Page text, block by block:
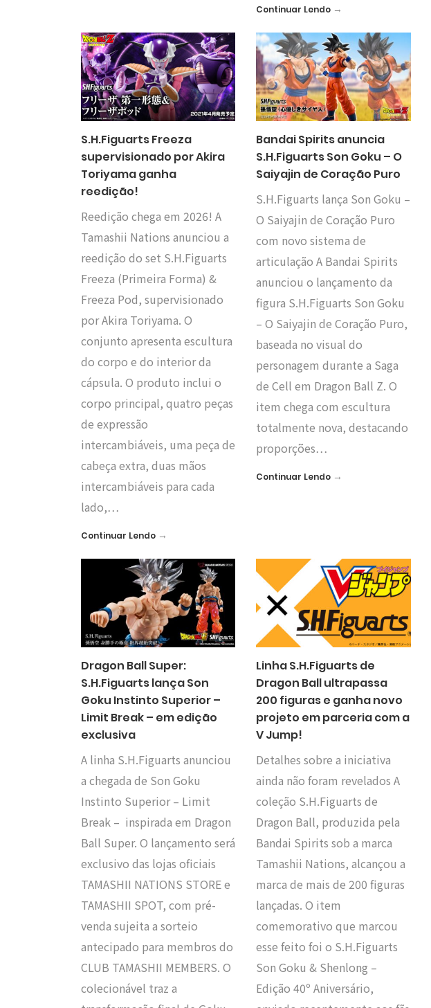
Continuar Lendo →
S.H.Figuarts Freeza
supervisionado por Akira
Toriyama ganha
reedição!
Reedição chega em 2026! A
Tamashii Nations anunciou a
reedição do set S.H.Figuarts
Freeza (Primeira Forma) &
Freeza Pod, supervisionado
por Akira Toriyama. O
conjunto apresenta escultura
do corpo e do interior da
cápsula. O produto inclui o
corpo principal, quatro peças
de expressão
intercambiáveis, uma peça de
cabeça extra, duas mãos
intercambiáveis para cada
lado,…
Continuar Lendo →
Bandai Spirits anuncia
S.H.Figuarts Son Goku – O
Saiyajin de Coração Puro
S.H.Figuarts lança Son Goku –
O Saiyajin de Coração Puro
com novo sistema de
articulação A Bandai Spirits
anunciou o lançamento da
figura S.H.Figuarts Son Goku
– O Saiyajin de Coração Puro,
baseada no visual do
personagem durante a Saga
de Cell em Dragon Ball Z. O
item chega com escultura
totalmente nova, destacando
proporções…
Continuar Lendo →
Dragon Ball Super:
S.H.Figuarts lança Son
Goku Instinto Superior –
Limit Break – em edição
exclusiva
A linha S.H.Figuarts anunciou
a chegada de Son Goku
Instinto Superior – Limit
Break – inspirada em Dragon
Ball Super. O lançamento será
exclusivo das lojas oficiais
TAMASHII NATIONS STORE e
TAMASHII SPOT, com pré-
venda sujeita a sorteio
antecipado para membros do
CLUB TAMASHII MEMBERS. O
colecionável traz a
Linha S.H.Figuarts de
Dragon Ball ultrapassa
200 figuras e ganha novo
projeto em parceria com a
V Jump!
Detalhes sobre a iniciativa
ainda não foram revelados A
coleção S.H.Figuarts de
Dragon Ball, produzida pela
Bandai Spirits sob a marca
Tamashii Nations, alcançou a
marca de mais de 200 figuras
lançadas. O item
comemorativo que marcou
esse feito foi o S.H.Figuarts
Son Goku & Shenlong –
Edição 40º Aniversário,